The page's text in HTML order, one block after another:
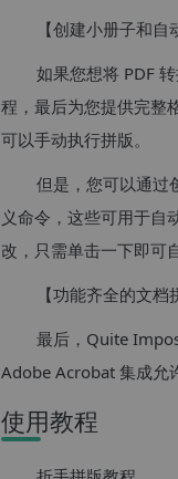
【创建小册子和自
如果您想将 PDF
程，最后为您提供完整
可以手动执行拼版。
但是，您可以通过
义命令，这些可用于自
改，只需单击一下即可
【功能齐全的文档
最后，Quite
Adobe Acrobat 集成允
使用教程